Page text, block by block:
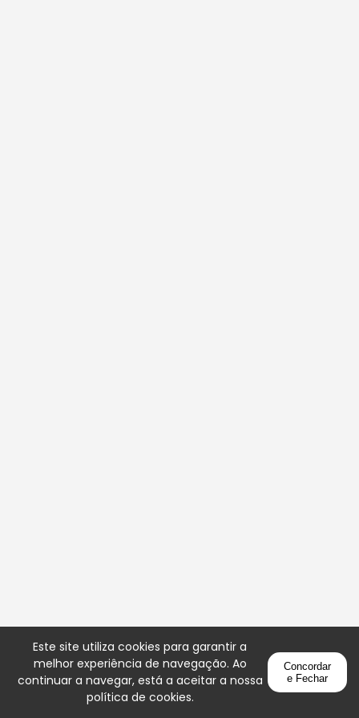
Este site utiliza cookies para garantir a
melhor experiência de navegação. Ao
continuar a navegar, está a aceitar a nossa
política de cookies.
Concordar
e Fechar